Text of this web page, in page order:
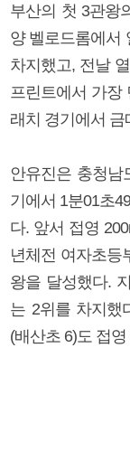
부산의 첫 3관왕
양 벨로드롬에서
차지했고, 전날
프린트에서 가장
래치 경기에서
안유진은 충청남
기에서 1분01초
다. 앞서 접영
년체전 여자초등
왕을 달성했다.
는 2위를 차지했
(배산초 6)도 접